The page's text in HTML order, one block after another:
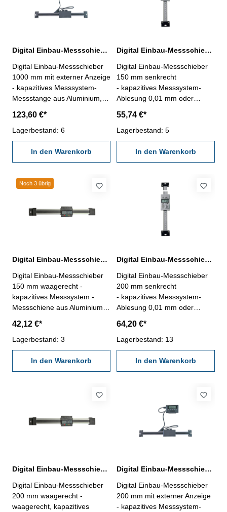
Digital Einbau-Messschieber 1000 mm, Aluminuim, mit externer Anzeige
Digital Einbau-Messschieber
1000 mm mit externer Anzeige
- kapazitives Messsystem-
Messstange aus Aluminium,
werden- Digital-Anzeige mit -
Ablesung 0,01 mm oder
0,0005" - mit Ein/Aus-, Null-,
mm/inch-, ABS- und Set-Taste
- Rückseite mit Magnet - mit
Messbereich 1000 mm
123,60 €*
Lagerbestand: 6
In den Warenkorb
Digital Einbau-Messschieber 150 mm senkrecht DIN 862
Digital Einbau-Messschieber
150 mm senkrecht
- kapazitives Messsystem-
Ablesung 0,01 mm oder
Schnittstelle RB5- mit
Ein/Aus/PRE-, mm/inch-,
0/ABS-, Tol-, Dir- und Hold-
Tasten- Messung in beiden
Richtungen möglich
55,74 €*
Lagerbestand: 5
In den Warenkorb
Noch 3 übrig
Digital Einbau-Messschieber 150 mm waagerecht DIN 862
Digital Einbau-Messschieber
150 mm waagerecht -
kapazitives Messsystem -
Messschiene aus Aluminium
0,01 oder 0,0005" - mit
RS232C-Schnittstelle,
Anschluß: RB5- mit Ein/Aus,
mm/inch und Null-Tasten
Länge: 280 mm Genauigkeit:
42,12 €*
Lagerbestand: 3
In den Warenkorb
Digital Einbau-Messschieber 200 mm senkrecht DIN 862
Digital Einbau-Messschieber
200 mm senkrecht
- kapazitives Messsystem-
Ablesung 0,01 mm oder
Schnittstelle RB5- mit
Ein/Aus/PRE-, mm/inch-,
0/ABS-, Tol-, Dir- und Hold-
Tasten- Messung in beiden
Richtungen möglich
64,20 €*
Lagerbestand: 13
In den Warenkorb
Digital Einbau-Messschieber 200 mm waagerecht DIN 862
Digital Einbau-Messschieber
200 mm waagerecht -
waagerecht, kapazitives
Digital Einbau-Messschieber 200 mm, Aluminuim, mit externer Anzeige
Digital Einbau-Messschieber
200 mm mit externer Anzeige
- kapazitives Messsystem-